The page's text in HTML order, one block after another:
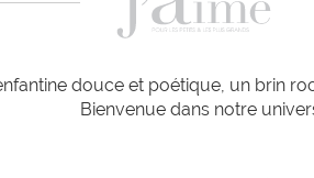
douce et poétique, un brin
Bienvenue dans notre